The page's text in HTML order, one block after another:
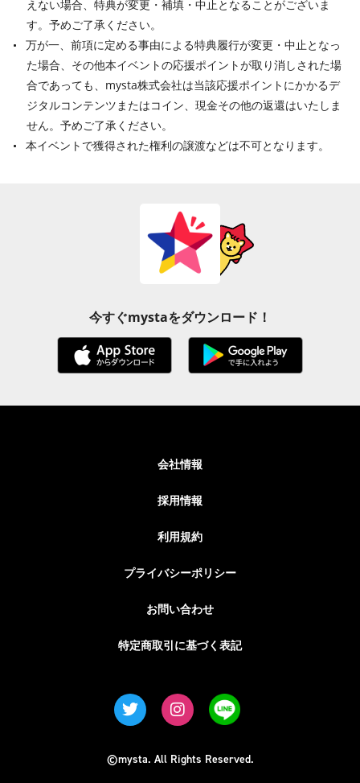
えない場合、特典が変更・補填・中止となることがございま
す。予めご了承ください。
万が一、前項に定める事由による特典履行が変更・中止となっ
た場合、その他本イベントの応援ポイントが取り消しされた場
合であっても、mysta株式会社は当該応援ポイントにかかるデ
ジタルコンテンツまたはコイン、現金その他の返還はいたしま
せん。予めご了承ください。
本イベントで獲得された権利の譲渡などは不可となります。
今すぐmystaをダウンロード！
会社情報
採用情報
利用規約
プライバシーポリシー
お問い合わせ
特定商取引に基づく表記
©mysta. All Rights Reserved.